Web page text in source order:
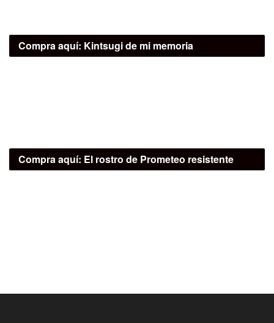
Compra aquí: Kintsugi de mi memoria
Compra aquí: El rostro de Prometeo resistente